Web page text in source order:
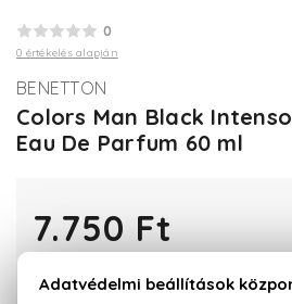
0
0 értékelés alapján
BENETTON
Colors Man Black Intenso
Eau De Parfum 60 ml
7.750 Ft
KOSÁRBA TESZEM